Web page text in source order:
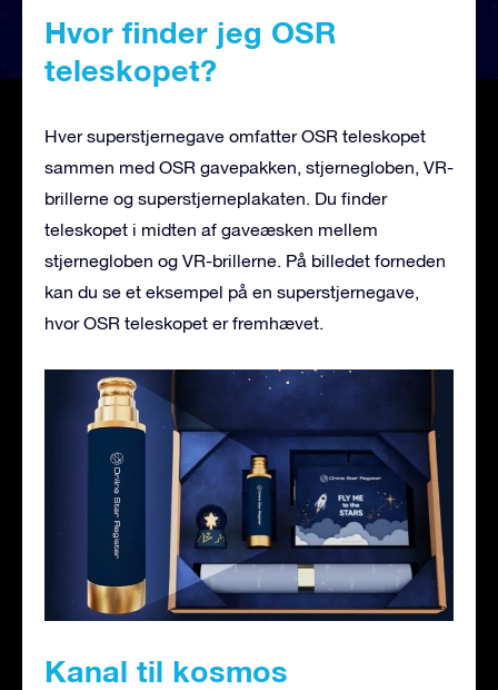
Hvor finder jeg OSR
teleskopet?
Hver superstjernegave omfatter OSR teleskopet
sammen med OSR gavepakken, stjernegloben, VR-
brillerne og superstjerneplakaten. Du finder
teleskopet i midten af gaveæsken mellem
stjernegloben og VR-brillerne. På billedet forneden
kan du se et eksempel på en superstjernegave,
hvor OSR teleskopet er fremhævet.
Kanal til kosmos